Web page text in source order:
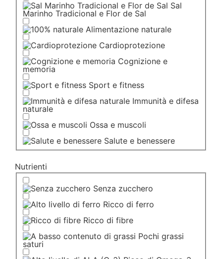
Sal
Marinho Tradicional e Flor de Sal
Alimentazione naturale
Cardioprotezione
Cognizione e
memoria
Sport e fitness
Immunità e difesa
naturale
Ossa e muscoli
Salute e benessere
Nutrienti
Senza zucchero
Ricco di ferro
Ricco di fibre
Pochi grassi
saturi